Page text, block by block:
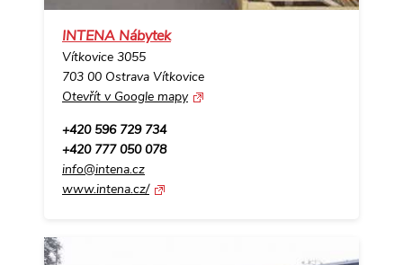
INTENA Nábytek
Vítkovice 3055
703 00 Ostrava Vítkovice
Otevřít v Google mapy
+420 596 729 734
+420 777 050 078
info@intena.cz
www.intena.cz/